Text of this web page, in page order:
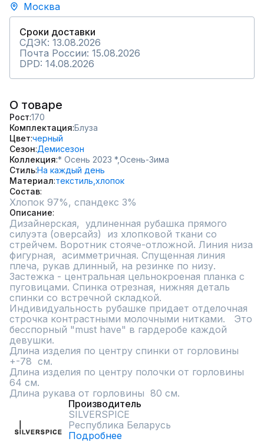
Москва
Сроки доставки
СДЭК: 13.08.2026
Почта России: 15.08.2026
DPD: 14.08.2026
О товаре
Рост 170
Комплектация Блуза
Цвет черный
Сезон Демисезон
Коллекция * Осень 2023 *,Осень-Зима
СтильНа каждый день
Материал текстиль, хлопок
Состав
Хлопок 97%, спандекс 3%
Описание
Дизайнерская,  удлиненная рубашка прямого
силуэта (оверсайз)  из хлопковой ткани со
стрейчем. Воротник стояче-отложной. Линия низа
фигурная,  асимметричная. Спущенная линия
плеча, рукав длинный, на резинке по низу.
Застежка - центральная цельнокроеная планка с
пуговицами. Спинка отрезная, нижняя деталь
спинки со встречной складкой.
Индивидуальность рубашке придает отделочная
строчка контрастными молочными нитками.   Это
бесспорный "must have" в гардеробе каждой
девушки.
Длина изделия по центру спинки от горловины
+-78  см.
Длина изделия по центру полочки от горловины
64 см.
Длина рукава от горловины  80 см.
Производитель
SILVERSPICE
Республика Беларусь
Подробнее